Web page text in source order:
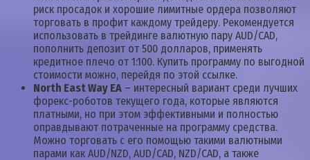
риск просадок и хорошие лимитные ордера позволяют
торговать в профит каждому трейдеру. Рекомендуется
использовать в трейдинге валютную пару AUD/CAD,
пополнить депозит от 500 долларов, применять
кредитное плечо от 1:100. Купить программу по выгодной
стоимости можно, перейдя по этой ссылке.
North East Way EA – интересный вариант среди лучших
форекс-роботов текущего года, которые являются
платными, но при этом эффективными и полностью
оправдывают потраченные на программу средства.
Можно торговать с его помощью такими валютными
парами как AUD/NZD, AUD/CAD, NZD/CAD, а также